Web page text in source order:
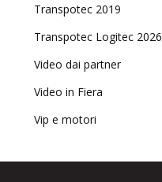
Transpotec 2019
Transpotec Logitec 2026
Video dai partner
Video in Fiera
Vip e motori